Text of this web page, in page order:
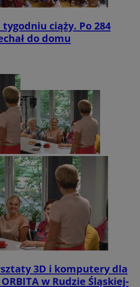
tygodniu ciąży. Po 284
do domu
3D i komputery dla
w Rudzie Śląskiej-